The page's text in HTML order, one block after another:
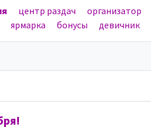
центр раздач организатор
ярмарка бонусы девичник